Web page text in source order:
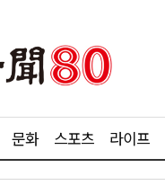
문화 스포츠 라이프